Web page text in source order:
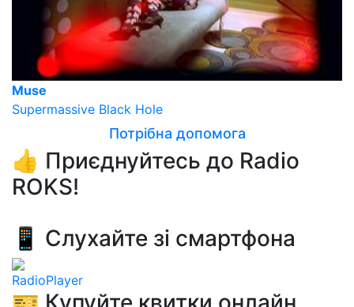
Muse
Supermassive Black Hole
Потрібна допомога
👍 Приєднуйтесь до Radio
ROKS!
📱 Слухайте зі смартфона
RadioPlayer